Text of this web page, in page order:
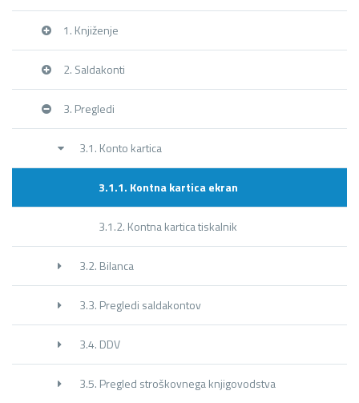
1. Knjiženje
2. Saldakonti
3. Pregledi
3.1. Konto kartica
3.1.1. Kontna kartica ekran
3.1.2. Kontna kartica tiskalnik
3.2. Bilanca
3.3. Pregledi saldakontov
3.4. DDV
3.5. Pregled stroškovnega knjigovodstva